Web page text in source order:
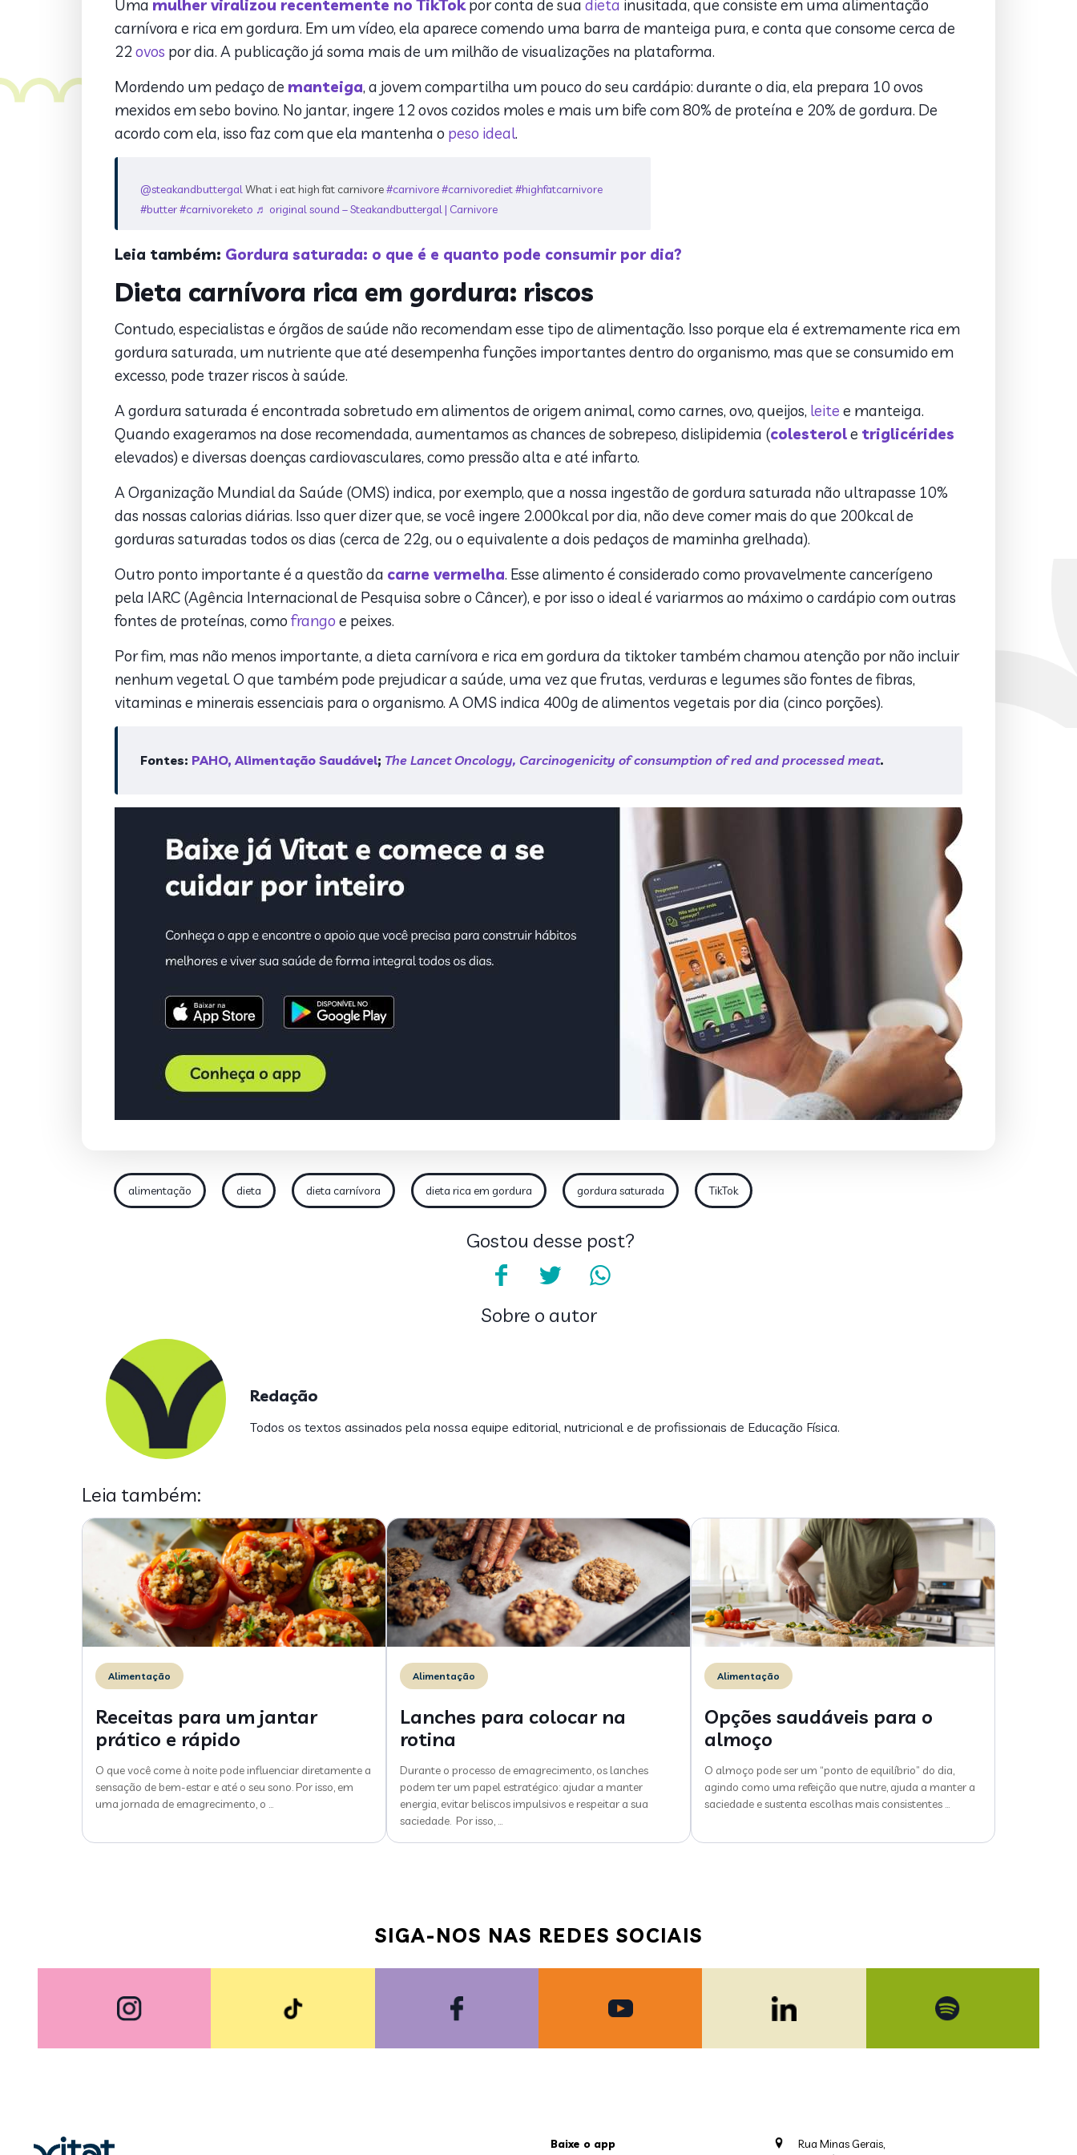
Uma mulher viralizou recentemente no TikTokpor conta de sua dieta inusitada, que consiste em uma alimentação
carnívora e rica em gordura. Em um vídeo, ela aparece comendo uma barra de manteiga pura, e conta que consome cerca de
22ovos por dia. A publicação já soma mais de um milhão de visualizações na plataforma.
Mordendo um pedaço de manteiga, a jovem compartilha um pouco do seu cardápio: durante o dia, ela prepara 10 ovos
mexidos em sebo bovino. No jantar, ingere 12 ovos cozidos moles e mais um bife com 80% de proteína e 20% de gordura. De
acordo com ela, isso faz com que ela mantenha o peso ideal.
@steakandbuttergalWhat i eat high fat carnivore#carnivore#carnivorediet#highfatcarnivore
#butter#carnivoreketo ♬ original sound – Steakandbuttergal | Carnivore
Leia também: Gordura saturada: o que é e quanto pode consumir por dia?
Dieta carnívora rica em gordura: riscos
Contudo, especialistas e órgãos de saúde não recomendam esse tipo de alimentação. Isso porque ela é extremamente rica em
gordura saturada, um nutriente que até desempenha funções importantes dentro do organismo, mas que se consumido em
excesso, pode trazer riscos à saúde.
A gordura saturada é encontrada sobretudo em alimentos de origem animal, como carnes, ovo, queijos, leite e manteiga.
Quando exageramos na dose recomendada, aumentamos as chances de sobrepeso, dislipidemia (colesterole triglicérides
elevados) e diversas doenças cardiovasculares, como pressão alta e até infarto.
A Organização Mundial da Saúde (OMS) indica, por exemplo, que a nossa ingestão de gordura saturada não ultrapasse 10%
das nossas calorias diárias. Isso quer dizer que, se você ingere 2.000kcal por dia, não deve comer mais do que 200kcal de
gorduras saturadas todos os dias (cerca de 22g, ou o equivalente a dois pedaços de maminha grelhada).
Outro ponto importante é a questão da carne vermelha. Esse alimento é considerado como provavelmente cancerígeno
pela IARC (Agência Internacional de Pesquisa sobre o Câncer), e por isso o ideal é variarmos ao máximo o cardápio com outras
fontes de proteínas, como frango e peixes.
Por fim, mas não menos importante, a dieta carnívora e rica em gordura da tiktoker também chamou atenção por não incluir
nenhum vegetal. O que também pode prejudicar a saúde, uma vez que frutas, verduras e legumes são fontes de fibras,
vitaminas e minerais essenciais para o organismo. A OMS indica 400g de alimentos vegetais por dia (cinco porções).
Fontes: PAHO, Alimentação Saudável; The Lancet Oncology, Carcinogenicity of consumption of red and processed meat.
alimentação dieta dieta carnívora dieta rica em gordura gordura saturada TikTok
Gostou desse post?
Sobre o autor
Redação
Todos os textos assinados pela nossa equipe editorial, nutricional e de profissionais de Educação Física.
Leia também:
Alimentação
Receitas para um jantar
prático e rápido
O que você come à noite pode influenciar diretamente a
sensação de bem-estar e até o seu sono. Por isso, em
uma jornada de emagrecimento, o …
Alimentação
Lanches para colocar na
rotina
Durante o processo de emagrecimento, os lanches
podem ter um papel estratégico: ajudar a manter
energia, evitar beliscos impulsivos e respeitar a sua
saciedade. Por isso, …
Alimentação
Opções saudáveis para o
almoço
O almoço pode ser um “ponto de equilíbrio” do dia,
agindo como uma refeição que nutre, ajuda a manter a
saciedade e sustenta escolhas mais consistentes …
SIGA-NOS NAS REDES SOCIAIS
Baixe o app
Rua Minas Gerais,